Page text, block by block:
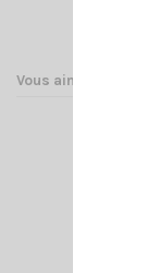
Vous aimerez aussi